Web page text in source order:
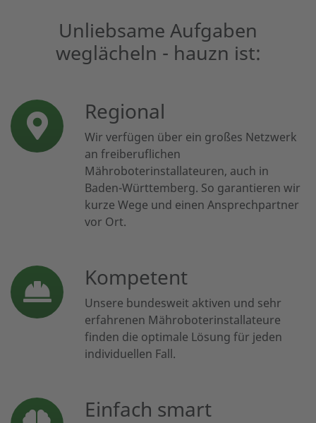
Unliebsame Aufgaben
weglächeln - hauzn ist:
Regional
Wir verfügen über ein großes Netzwerk
an freiberuflichen
Mähroboterinstallateuren, auch in
Baden-Württemberg. So garantieren wir
kurze Wege und einen Ansprechpartner
vor Ort.
Kompetent
Unsere bundesweit aktiven und sehr
erfahrenen Mähroboterinstallateure
finden die optimale Lösung für jeden
individuellen Fall.
Einfach smart